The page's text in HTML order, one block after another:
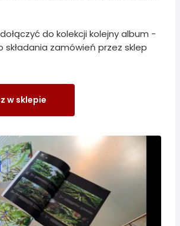
do kolekcji kolejny album -
składania zamówień przez sklep
w sklepie